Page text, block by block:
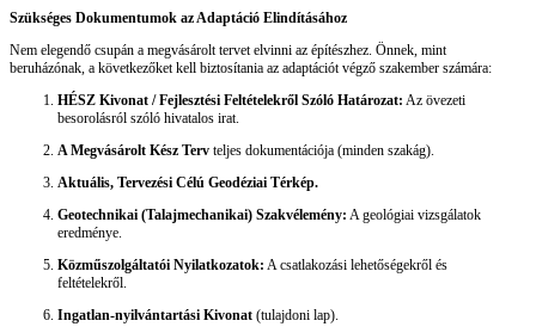
Szükséges Dokumentumok az Adaptáció Elindításához
Nem elegendő csupán a megvásárolt tervet elvinni az építészhez. Önnek, mint
beruházónak, a következőket kell biztosítania az adaptációt végző szakember számára:
HÉSZ Kivonat / Fejlesztési Feltételekről Szóló Határozat: Az övezeti
besorolásról szóló hivatalos irat.
A Megvásárolt Kész Terv teljes dokumentációja (minden szakág).
Aktuális, Tervezési Célú Geodéziai Térkép.
Geotechnikai (Talajmechanikai) Szakvélemény: A geológiai vizsgálatok
eredménye.
Közműszolgáltatói Nyilatkozatok: A csatlakozási lehetőségekről és
feltételekről.
Ingatlan-nyilvántartási Kivonat (tulajdoni lap).